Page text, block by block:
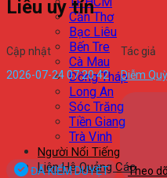
Cần Thơ
Bạc Liêu
Bến Tre
Cà Mau
Đồng Tháp
Long An
Sóc Trăng
Tiền Giang
Trà Vinh
Người Nổi Tiếng
Liên Hệ Quảng Cáo
Liêu uy tín
Cập nhật
2026-07-24 07:20:42
Tác giả
Diễm
ĐÃ KIỂM DUYỆT Theo